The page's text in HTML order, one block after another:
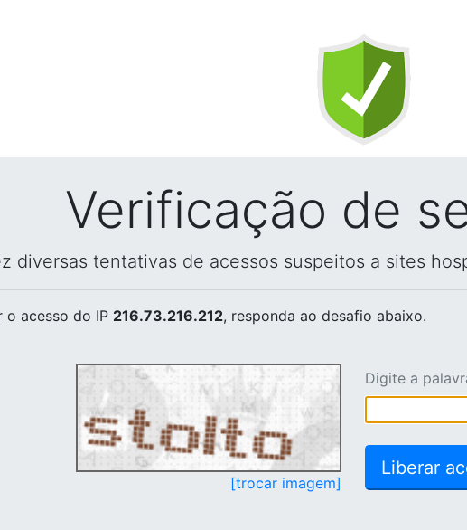
Verificação de
diversas tentativas de acessos suspeitos a sites
o acesso do IP 216.73.216.212, responda ao desafio abaixo.
[trocar imagem]
Digite a